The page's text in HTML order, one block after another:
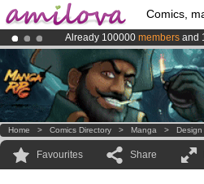
Comics,
Already 100000 members and
Premium membership from
AmilovaKickstarter is now LIVE
Home > Comics Directory > Manga > Design
Favourites Share